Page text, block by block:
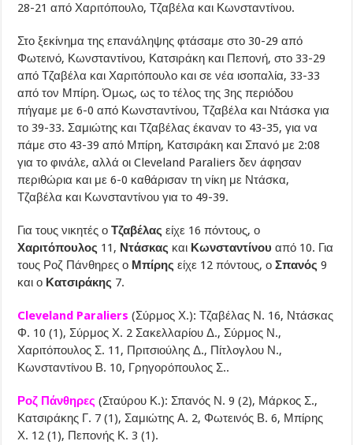
28-21 από Χαριτόπουλο, Τζαβέλα και Κωνσταντίνου.
Στο ξεκίνημα της επανάληψης φτάσαμε στο 30-29 από
Φωτεινό, Κωνσταντίνου, Κατσιράκη και Πεπονή, στο 33-29
από Τζαβέλα και Χαριτόπουλο και σε νέα ισοπαλία, 33-33
από τον Μπίρη. Όμως, ως το τέλος της 3ης περιόδου
πήγαμε με 6-0 από Κωνσταντίνου, Τζαβέλα και Ντάσκα για
το 39-33. Σαμιώτης και Τζαβέλας έκαναν το 43-35, για να
πάμε στο 43-39 από Μπίρη, Κατσιράκη και Σπανό με 2:08
για το φινάλε, αλλά οι Cleveland Paraliers δεν άφησαν
περιθώρια και με 6-0 καθάρισαν τη νίκη με Ντάσκα,
Τζαβέλα και Κωνσταντίνου για το 49-39.
Για τους νικητές οΤζαβέλαςείχε 16 πόντους, ο
Χαριτόπουλος 11, Ντάσκας και Κωνσταντίνουαπό 10. Για
τους Ροζ Πάνθηρες ο Μπίρηςείχε 12 πόντους, οΣπανός9
και ο Κατσιράκης 7.
Cleveland Paraliers(Σύρμος Χ.): Τζαβέλας Ν. 16, Ντάσκας
Φ. 10 (1), Σύρμος Χ. 2 Σακελλαρίου Δ., Σύρμος Ν.,
Χαριτόπουλος Σ. 11, Πριτσιούλης Δ., Πίτλογλου Ν.,
Κωνσταντίνου Β. 10, Γρηγορόπουλος Σ..
Ροζ Πάνθηρες (Σταύρου Κ.): Σπανός Ν. 9 (2), Μάρκος Σ.,
Κατσιράκης Γ. 7 (1), Σαμιώτης Α. 2, Φωτεινός Β. 6, Μπίρης
Χ. 12 (1), Πεπονής Κ. 3 (1).